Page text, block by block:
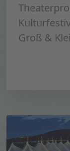
Groß &